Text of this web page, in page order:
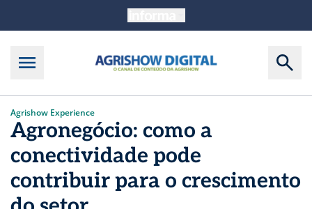
Agrishow Experience
Agronegócio: como a
conectividade pode
contribuir para o crescimento